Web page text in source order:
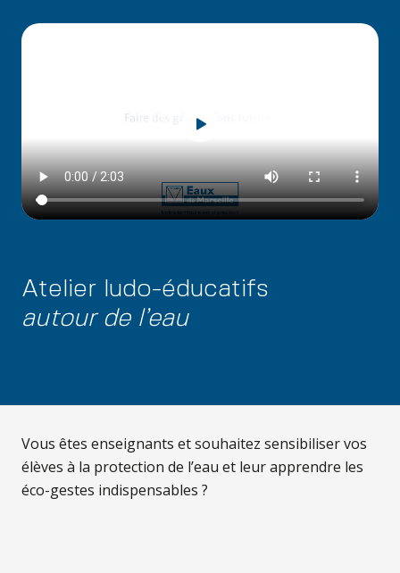
Atelier ludo-éducatifs
autour de l’eau
Vous êtes enseignants et souhaitez sensibiliser vos
élèves à la protection de l’eau et leur apprendre les
éco-gestes indispensables ?